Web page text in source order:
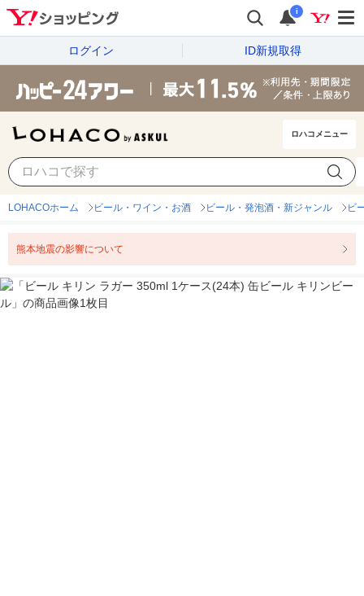
i
ログイン ID新規取得
ロハコメニュー
LOHACOホーム ビール・ワイン・お酒 ビール・発泡酒・新ジャンル ビ
熊本地震の影響について